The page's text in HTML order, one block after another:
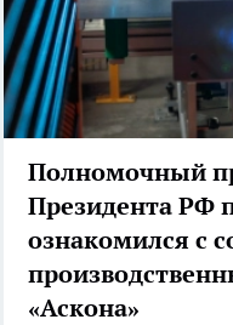
Полномочный
Президента РФ
ознакомился с
«Аскона»